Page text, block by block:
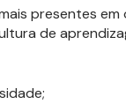
presentes em
de